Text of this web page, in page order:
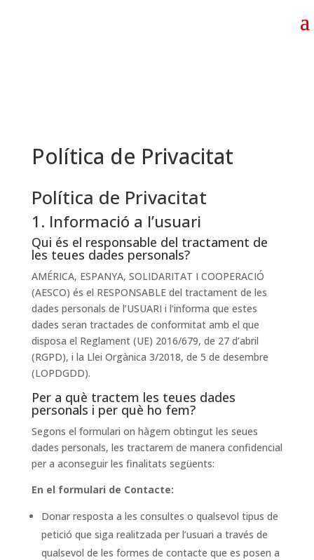
Política de Privacitat
Política de Privacitat
1. Informació a l’usuari
Qui és el responsable del tractament de
les teues dades personals?
AMÉRICA, ESPANYA, SOLIDARITAT I COOPERACIÓ
(AESCO) és el RESPONSABLE del tractament de les
dades personals de l’USUARI i l’informa que estes
dades seran tractades de conformitat amb el que
disposa el Reglament (UE) 2016/679, de 27 d’abril
(RGPD), i la Llei Orgànica 3/2018, de 5 de desembre
(LOPDGDD).
Per a què tractem les teues dades
personals i per què ho fem?
Segons el formulari on hàgem obtingut les seues
dades personals, les tractarem de manera confidencial
per a aconseguir les finalitats següents:
En el formulari de Contacte:
Donar resposta a les consultes o qualsevol tipus de
petició que siga realitzada per l’usuari a través de
qualsevol de les formes de contacte que es posen a